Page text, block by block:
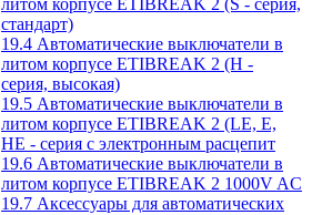
литом корпусе ETIBREAK 2 (S - серия,
стандарт)
19.4 Автоматические выключатели в
литом корпусе ETIBREAK 2 (H -
серия, высокая)
19.5 Автоматические выключатели в
литом корпусе ETIBREAK 2 (LE, E,
HE - серия с электронным расцепит
19.6 Автоматические выключатели в
литом корпусе ETIBREAK 2 1000V AC
19.7 Аксессуары для автоматических